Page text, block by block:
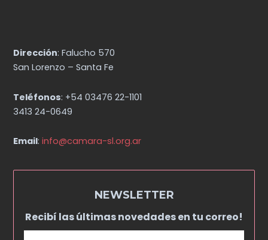
Dirección: Falucho 570
San Lorenzo – Santa Fe
Teléfonos: +54 03476 22-1101
3413 24-0649
Email:info@camara-sl.org.ar
NEWSLETTER
Recibí las últimas novedades en tu correo!